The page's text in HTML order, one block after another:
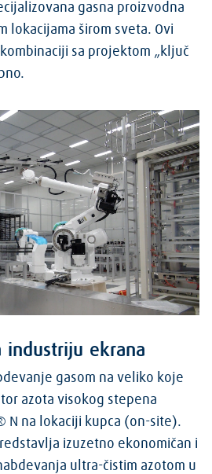
gasna proizvodna
lokacijama širom sveta. Ovi
sa projektom „ključ
industriju ekrana
gasom na veliko koje
azota visokog stepena
N na lokaciji kupca (on-site).
izuzetno ekonomičan i
ultra-čistim azotom u